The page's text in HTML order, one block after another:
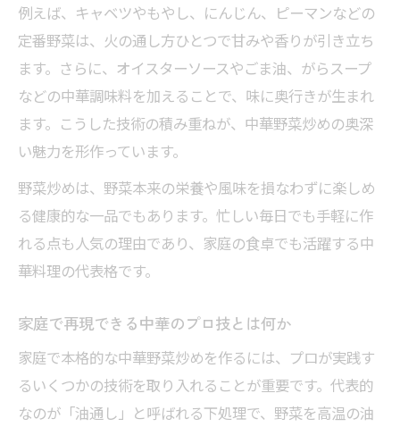
わい
シャキッと仕上げる炒め方を伝授
中華野菜炒めのシャキシャキ食感を出す秘
訣
強火で手早く仕上げる中華流炒め方の基本
解説
中華野菜炒めを美味しく保つ炒め時間の目
安
説
肉なし中華野菜炒めで満足感アップ
肉なしでも満足できる中華野菜炒めのコツ
中華野菜炒めにおすすめの具材組み合わせ
例えば、キャベツやもやし、にんじん、ピーマンなどの
定番野菜は、火の通し方ひとつで甘みや香りが引き立ち
ます。さらに、オイスターソースやごま油、がらスープ
などの中華調味料を加えることで、味に奥行きが生まれ
ます。こうした技術の積み重ねが、中華野菜炒めの奥深
い魅力を形作っています。
野菜炒めは、野菜本来の栄養や風味を損なわずに楽しめ
る健康的な一品でもあります。忙しい毎日でも手軽に作
れる点も人気の理由であり、家庭の食卓でも活躍する中
華料理の代表格です。
家庭で再現できる中華のプロ技とは何か
家庭で本格的な中華野菜炒めを作るには、プロが実践す
るいくつかの技術を取り入れることが重要です。代表的
なのが「油通し」と呼ばれる下処理で、野菜を高温の油